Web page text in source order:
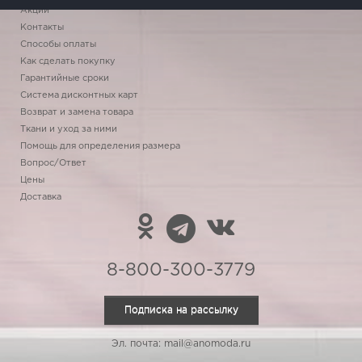
Акции
Контакты
Способы оплаты
Как сделать покупку
Гарантийные сроки
Система дисконтных карт
Возврат и замена товара
Ткани и уход за ними
Помощь для определения размера
Вопрос/Ответ
Цены
Доставка
8-800-300-3779
Подписка на рассылку
Эл. почта: mail@anomoda.ru